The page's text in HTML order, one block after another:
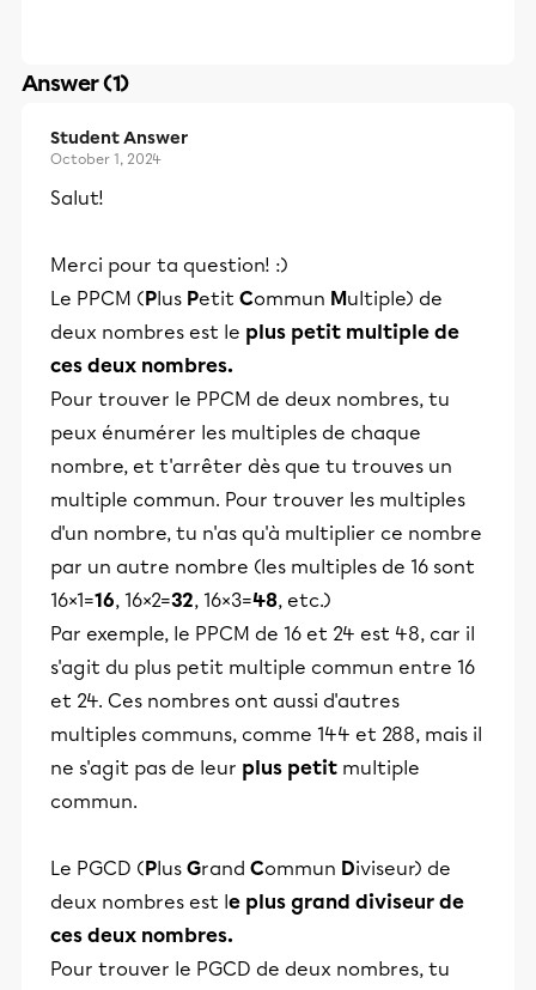
Answer (1)
Student Answer
October 1, 2024
Salut!
Merci pour ta question! :)
Le PPCM (Plus Petit Commun Multiple) de
deux nombres est le plus petit multiple de
ces deux nombres.
Pour trouver le PPCM de deux nombres, tu
peux énumérer les multiples de chaque
nombre, et t'arrêter dès que tu trouves un
multiple commun. Pour trouver les multiples
d'un nombre, tu n'as qu'à multiplier ce nombre
par un autre nombre (les multiples de 16 sont
16×1=16, 16×2=32, 16×3=48, etc.)
Par exemple, le PPCM de 16 et 24 est 48, car il
s'agit du plus petit multiple commun entre 16
et 24. Ces nombres ont aussi d'autres
multiples communs, comme 144 et 288, mais il
ne s'agit pas de leur plus petit multiple
commun.
Le PGCD (Plus Grand Commun Diviseur) de
deux nombres est le plus grand diviseur de
ces deux nombres.
Pour trouver le PGCD de deux nombres, tu